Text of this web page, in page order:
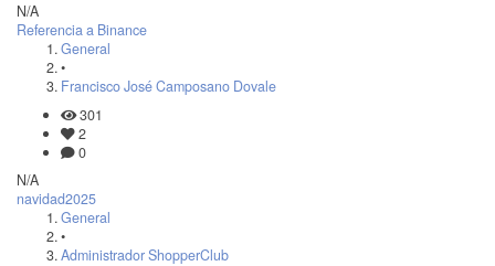
N/A
Referencia a Binance
General
•
Francisco José Camposano Dovale
301
2
0
N/A
navidad2025
General
•
Administrador ShopperClub